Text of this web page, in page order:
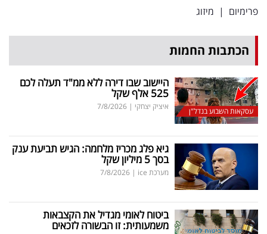
פרימיום | מיזוג
הכתבות החמות
עסקאות השבוע בנדל"ן
היישוב שבו דירה ללא ממ"ד תעלה לכם
525 אלף שקל
איציק יצחקי |
7/8/2026
גיא פלג מכריז מלחמה: הגיש תביעת ענק
בסך 5 מיליון שקל
מערכת ice |
7/8/2026
ביטוח לאומי מגדיל את הקצבאות
משמעותית: זו הבשורה לזכאים